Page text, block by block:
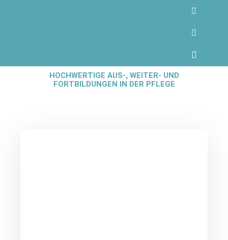
HOCHWERTIGE AUS-, WEITER- UND
FORTBILDUNGEN IN DER PFLEGE